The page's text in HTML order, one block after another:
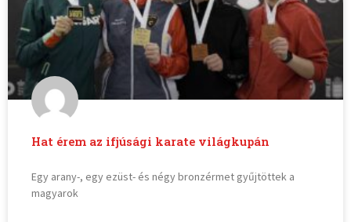
Hat érem az ifjúsági karate világkupán
Egy arany-, egy ezüst- és négy bronzérmet gyűjtöttek a
magyarok